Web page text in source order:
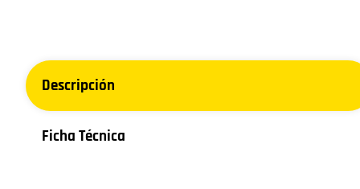
Descripción
Ficha Técnica